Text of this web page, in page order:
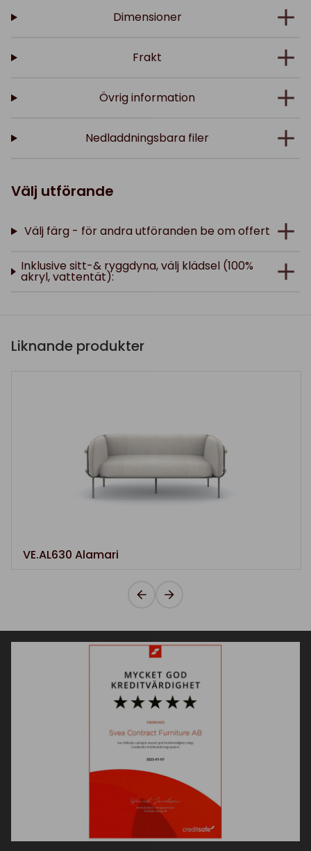
Dimensioner
Frakt
Övrig information
Nedladdningsbara filer
Välj utförande
Välj färg - för andra utföranden be om offert
Inklusive sitt-& ryggdyna, välj klädsel (100%
akryl, vattentät):
Liknande produkter
VE.AL630 Alamari